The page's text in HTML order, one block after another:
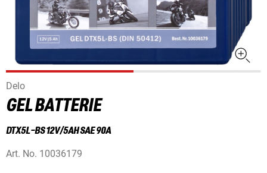
Delo
GEL BATTERIE
DTX5L-BS 12V/5AH SAE 90A
Art. No. 10036179